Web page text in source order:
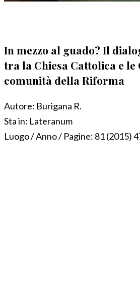
In mezzo al guado? Il
tra la Chiesa Cattolica e le
comunità della Riforma
Autore: Burigana R.
Sta in: Lateranum
Luogo / Anno / Pagine: 81 (2015)